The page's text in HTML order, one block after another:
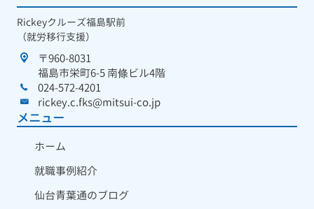
Rickeyクルーズ福島駅前
（就労移行支援）
〒960-8031
福島市栄町6-5 南條ビル4階
024-572-4201
rickey.c.fks@mitsui-co.jp
メニュー
ホーム
就職事例紹介
仙台青葉通のブログ